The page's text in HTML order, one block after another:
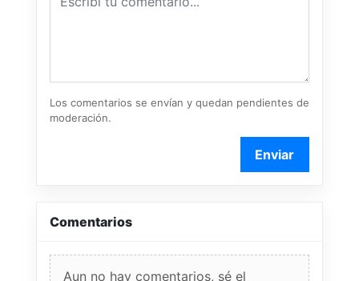
Los comentarios se envían y quedan pendientes de
moderación.
Enviar
Comentarios
Aun no hay comentarios, sé el